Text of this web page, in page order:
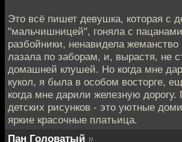
Это всё пишет девушка, которая с
"мальчишницей", гоняла с пацанами
разбойники, ненавидела
лазала по заборам, и, вырастя, не
домашней клушей. Но когда мне
кукол, я была в особом восторге,
когда мне дарили железную
детских рисунков - это уютные
яркие красочные платьица.
Пан Головатый »